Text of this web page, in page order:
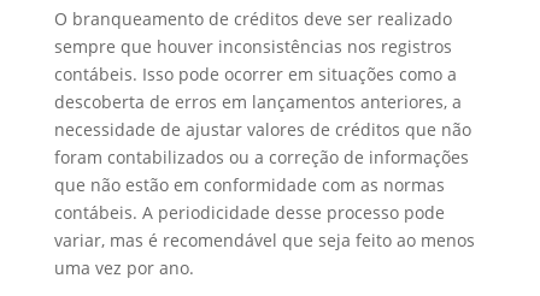
O branqueamento de créditos deve ser realizado
sempre que houver inconsistências nos registros
contábeis. Isso pode ocorrer em situações como a
descoberta de erros em lançamentos anteriores, a
necessidade de ajustar valores de créditos que não
foram contabilizados ou a correção de informações
que não estão em conformidade com as normas
contábeis. A periodicidade desse processo pode
variar, mas é recomendável que seja feito ao menos
uma vez por ano.